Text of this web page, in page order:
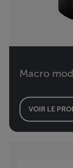
Macro
VOIR LE